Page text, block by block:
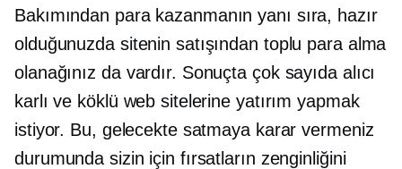
Bakımından para kazanmanın yanı sıra, hazır
olduğunuzda sitenin satışından toplu para alma
olanağınız da vardır. Sonuçta çok sayıda alıcı
karlı ve köklü web sitelerine yatırım yapmak
istiyor. Bu, gelecekte satmaya karar vermeniz
durumunda sizin için fırsatların zenginliğini